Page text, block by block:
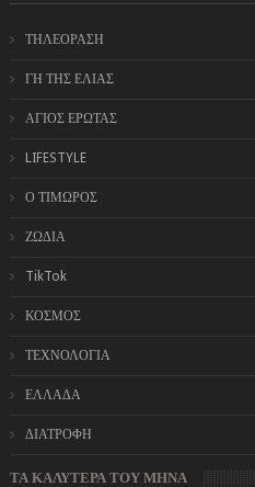
ΤΗΛΕΟΡΑΣΗ
ΓΗ ΤΗΣ ΕΛΙΑΣ
ΑΓΙΟΣ ΕΡΩΤΑΣ
LIFESTYLE
Ο ΤΙΜΩΡΟΣ
ΖΩΔΙΑ
TikTok
ΚΟΣΜΟΣ
ΤΕΧΝΟΛΟΓΙΑ
ΕΛΛΑΔΑ
ΔΙΑΤΡΟΦΗ
ΤΑ ΚΑΛΥΤΕΡΑ ΤΟΥ ΜΗΝΑ